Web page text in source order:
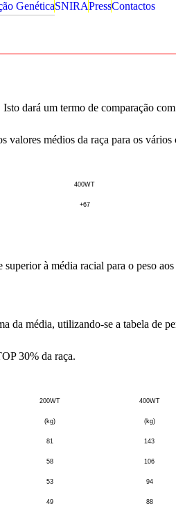
GenéticaSNIRAPressContactos
dará um termo de comparação
médios da raça para os
400WT
+67
à média racial para o peso
da média, utilizando-se a tabela de
30% da raça.
200WT 400WT
(kg) (kg)
81 143
58 106
53 94
49 88